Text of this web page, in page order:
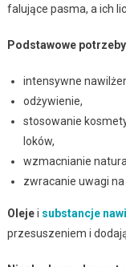
falujące pasma, a ich
Podstawowe
intensywne
odżywienie,
stosowanie
loków,
wzmacnianie
zwracanie uwagi na
Olejei substancje
przesuszeniem i